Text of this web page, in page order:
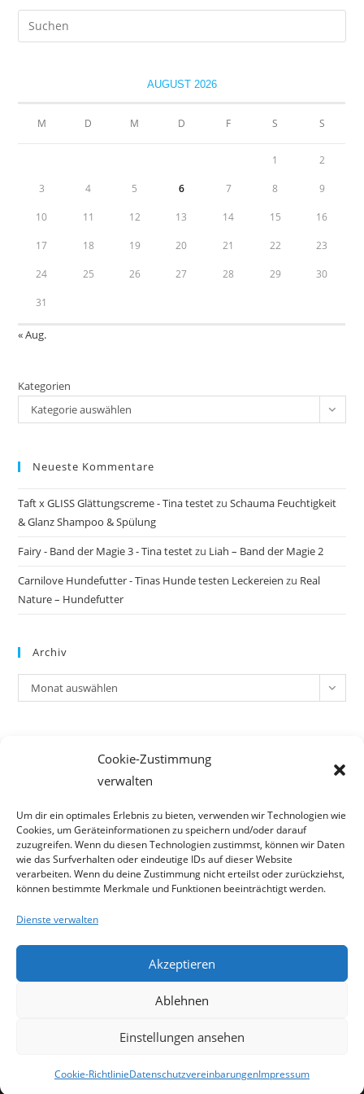
Cookie-Zustimmung
verwalten
Um dir ein optimales Erlebnis zu bieten, verwenden wir Technologien wie
Cookies, um Geräteinformationen zu speichern und/oder darauf
zuzugreifen. Wenn du diesen Technologien zustimmst, können wir Daten
wie das Surfverhalten oder eindeutige IDs auf dieser Website
verarbeiten. Wenn du deine Zustimmung nicht erteilst oder zurückziehst,
können bestimmte Merkmale und Funktionen beeinträchtigt werden.
Dienste verwalten
Akzeptieren
Ablehnen
Einstellungen ansehen
Cookie-RichtlinieDatenschutzvereinbarungenImpressum
AUGUST 2026
M D M D F S S
1 2
3 4 5 6 7 8 9
10 11 12 13 14 15 16
17 18 19 20 21 22 23
24 25 26 27 28 29 30
31
« Aug.
Kategorien
Kategorie auswählen
Neueste Kommentare
Taft x GLISS Glättungscreme - Tina testetzuSchauma Feuchtigkeit
& Glanz Shampoo & Spülung
Fairy - Band der Magie 3 - Tina testetzu Liah – Band der Magie 2
Carnilove Hundefutter - Tinas Hunde testen Leckereien zu Real
Nature – Hundefutter
Archiv
Archiv
Monat auswählen
Kommentar-Feed
WordPress.org
Copyright - WordPress Theme by OceanWP